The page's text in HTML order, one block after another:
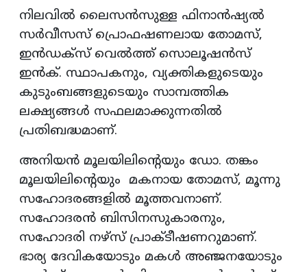
നിലവിൽ ലൈസൻസുള്ള ഫിനാൻഷ്യൽ
സർവീസസ് പ്രൊഫഷണലായ തോമസ്,
ഇൻഡക്സ് വെൽത്ത് സൊലൂഷൻസ്
ഇൻക്. സ്ഥാപകനും, വ്യക്തികളുടെയും
കുടുംബങ്ങളുടെയും സാമ്പത്തിക
ലക്ഷ്യങ്ങൾ സഫലമാക്കുന്നതിൽ
പ്രതിബദ്ധമാണ്.
അനിയൻ മൂലയിലിന്റെയും ഡോ. തങ്കം
മൂലയിലിന്റെയും മകനായ തോമസ്, മൂന്നു
സഹോദരങ്ങളിൽ മൂത്തവനാണ്.
സഹോദരൻ ബിസിനസുകാരനും,
സഹോദരി നഴ്സ് പ്രാക്ടീഷണറുമാണ്.
ഭാര്യ ദേവികയോടും മകൾ അഞ്ജനയോടും